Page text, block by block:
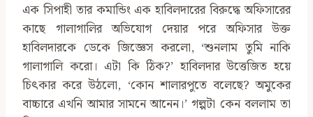
এক সিপাহী তার কমান্ডিং এক হাবিলদারের বিরুদ্ধে অফিসারের
কাছে গালাগালির অভিযোগ দেয়ার পরে অফিসার উক্ত
হাবিলদারকে ডেকে জিজ্ঞেস করলো, ‘শুনলাম তুমি নাকি
গালাগালি করো। এটা কি ঠিক?’ হাবিলদার উত্তেজিত হয়ে
চিৎকার করে উঠলো, ‘কোন শালারপুতে বলেছে? অমুকের
বাচ্চারে এখনি আমার সামনে আনেন।’ গল্পটা কেন বললাম তা